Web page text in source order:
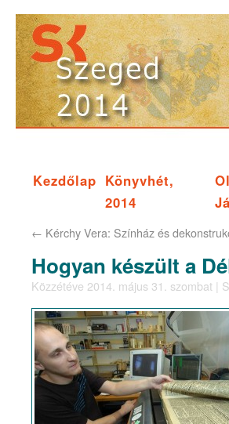
Kezdőlap Könyvhét,
2014
← Kérchy Vera: Színház és
Hogyan készült a
Közzétéve 2014. május 31. szombat |